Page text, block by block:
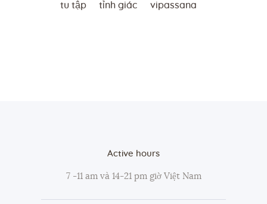
tu tập tỉnh giác vipassana
Active hours
7 -11 am và 14-21 pm giờ Việt Nam